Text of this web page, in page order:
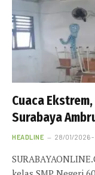
Cuaca
Surabaya
HEADLINE 28/01/2026 -